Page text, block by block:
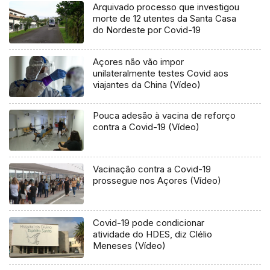
Arquivado processo que investigou
morte de 12 utentes da Santa Casa
do Nordeste por Covid-19
Açores não vão impor
unilateralmente testes Covid aos
viajantes da China (Vídeo)
Pouca adesão à vacina de reforço
contra a Covid-19 (Vídeo)
Vacinação contra a Covid-19
prossegue nos Açores (Vídeo)
Covid-19 pode condicionar
atividade do HDES, diz Clélio
Meneses (Vídeo)